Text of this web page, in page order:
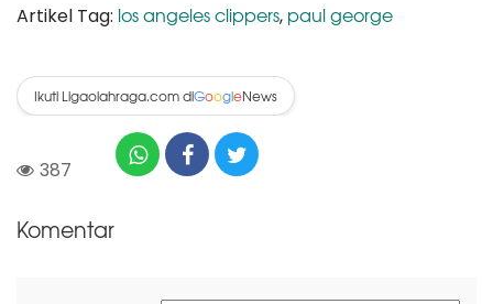
Artikel Tag: los angeles clippers, paul george
Ikuti Ligaolahraga.com diGoogleNews
387
Komentar